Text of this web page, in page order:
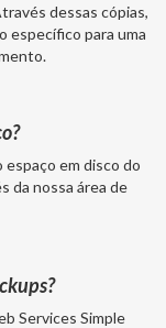
dessas cópias,
específico para uma
em disco do
da nossa área de
Services Simple